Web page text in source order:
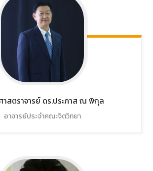
สตราจารย์ ดร.ประภาส ณ พิกุล
อาจารย์ประจำคณะจิตวิทยา